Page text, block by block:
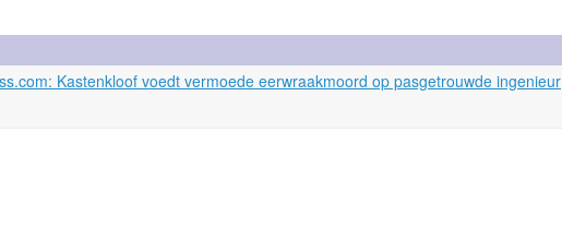
Kastenkloof voedt vermoede eerwraakmoord op pasgetrouwde ingenieur